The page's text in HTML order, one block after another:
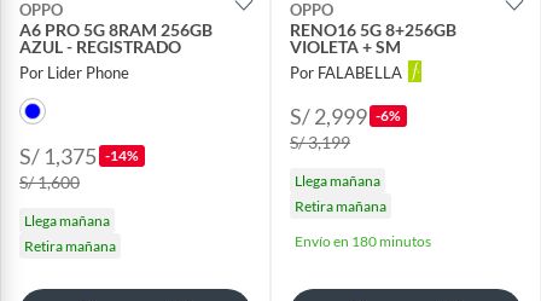
OPPO
A6 PRO 5G 8RAM 256GB
AZUL - REGISTRADO
Por Lider Phone
S/ 1,375 -14%
S/ 1,600
Llega mañana
Retira mañana
OPPO
RENO16 5G 8+256GB
VIOLETA + SM
Por FALABELLA
S/ 2,999 -6%
S/ 3,199
Llega mañana
Retira mañana
Envío en 180 minutos